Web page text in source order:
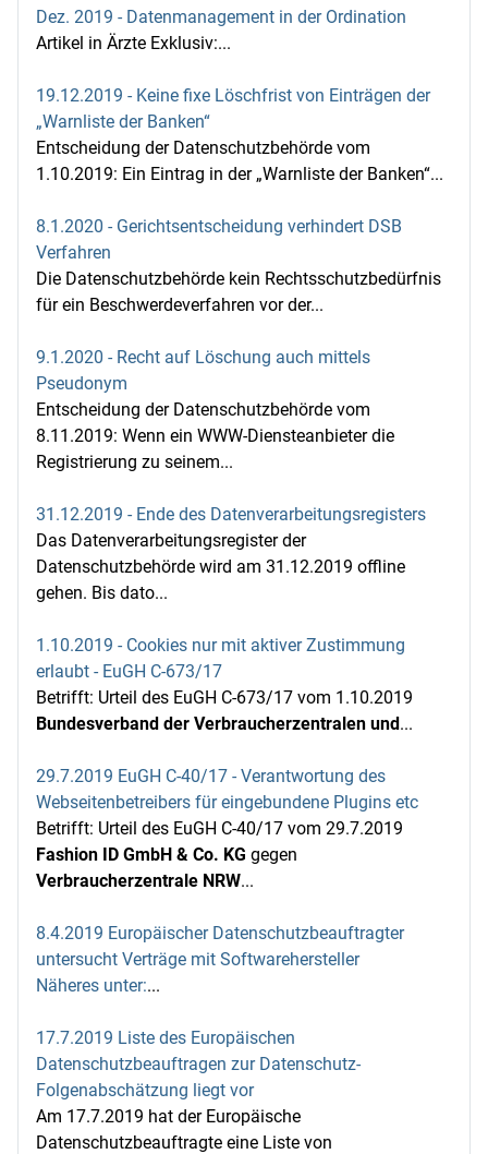
Dez. 2019 - Datenmanagement in der Ordination
Artikel in Ärzte Exklusiv:...
19.12.2019 - Keine fixe Löschfrist von Einträgen der
„Warnliste der Banken“
Entscheidung der Datenschutzbehörde vom
1.10.2019: Ein Eintrag in der „Warnliste der Banken“...
8.1.2020 - Gerichtsentscheidung verhindert DSB
Verfahren
Die Datenschutzbehörde kein Rechtsschutzbedürfnis
für ein Beschwerdeverfahren vor der...
9.1.2020 - Recht auf Löschung auch mittels
Pseudonym
Entscheidung der Datenschutzbehörde vom
8.11.2019: Wenn ein WWW-Diensteanbieter die
Registrierung zu seinem...
31.12.2019 - Ende des Datenverarbeitungsregisters
Das Datenverarbeitungsregister der
Datenschutzbehörde wird am 31.12.2019 offline
gehen. Bis dato...
1.10.2019 - Cookies nur mit aktiver Zustimmung
erlaubt - EuGH C-673/17
Betrifft: Urteil des EuGH C-673/17 vom 1.10.2019
Bundesverband der Verbraucherzentralen und...
29.7.2019 EuGH C-40/17 - Verantwortung des
Webseitenbetreibers für eingebundene Plugins etc
Betrifft: Urteil des EuGH C-40/17 vom 29.7.2019
Fashion ID GmbH & Co. KG gegen
Verbraucherzentrale NRW...
8.4.2019 Europäischer Datenschutzbeauftragter
untersucht Verträge mit Softwarehersteller
Näheres unter:...
17.7.2019 Liste des Europäischen
Datenschutzbeauftragen zur Datenschutz-
Folgenabschätzung liegt vor
Am 17.7.2019 hat der Europäische
Datenschutzbeauftragte eine Liste von